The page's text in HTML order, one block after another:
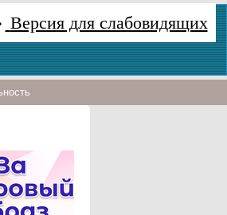
Версия для слабовидящих